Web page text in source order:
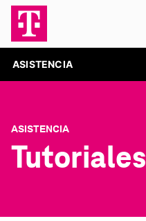
ASISTENCIA
ASISTENCIA
Tutoriales